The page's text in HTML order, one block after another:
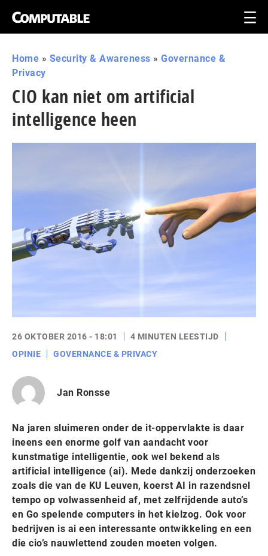
Home » Security & Awareness » Governance &
Privacy
CIO kan niet om artificial
intelligence heen
26 OKTOBER 2016 - 18:01
4 MINUTEN LEESTIJD
OPINIE
GOVERNANCE & PRIVACY
Jan Ronsse
Na jaren sluimeren onder de it-oppervlakte is daar
ineens een enorme golf van aandacht voor
kunstmatige intelligentie, ook wel bekend als
artificial intelligence (ai). Mede dankzij onderzoeken
zoals die van de KU Leuven, koerst AI in razendsnel
tempo op volwassenheid af, met zelfrijdende auto’s
en Go spelende computers in het kielzog. Ook voor
bedrijven is ai een interessante ontwikkeling en een
die cio’s nauwlettend zouden moeten volgen.